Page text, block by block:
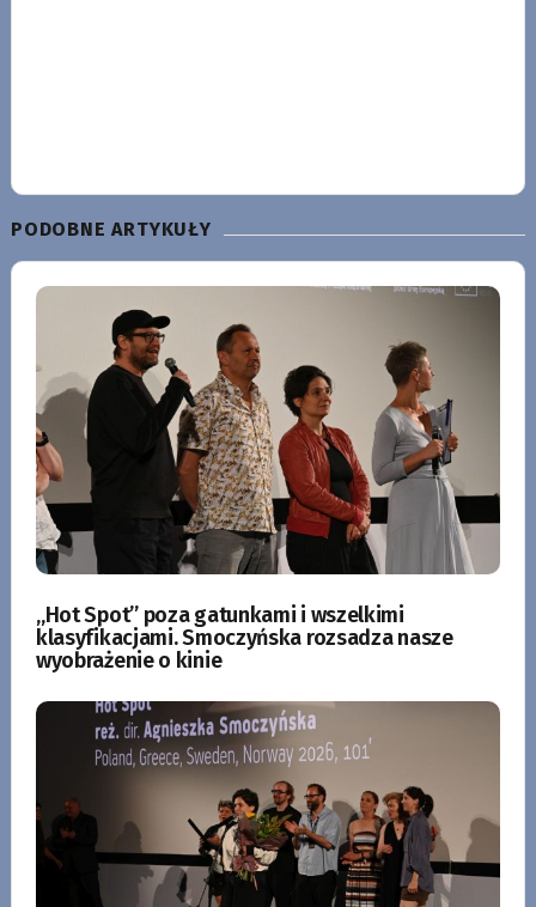
PODOBNE ARTYKUŁY
„Hot Spot” poza gatunkami i wszelkimi
klasyfikacjami. Smoczyńska rozsadza nasze
wyobrażenie o kinie